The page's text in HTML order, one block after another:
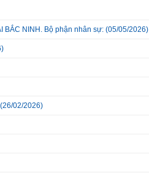
BẮC NINH. Bộ phận nhân sự: (05/05/2026)
(26/02/2026)